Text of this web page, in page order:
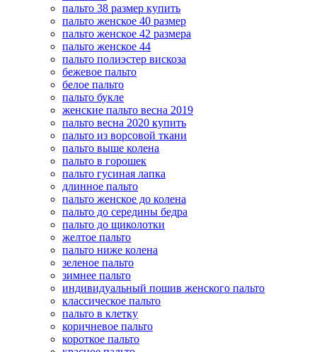
пальто 38 размер купить
пальто женское 40 размер
пальто женское 42 размера
пальто женское 44
пальто полиэстер вискоза
бежевое пальто
белое пальто
пальто букле
женские пальто весна 2019
пальто весна 2020 купить
пальто из ворсовой ткани
пальто выше колена
пальто в горошек
пальто гусиная лапка
длинное пальто
пальто женское до колена
пальто до середины бедра
пальто до щиколотки
желтое пальто
пальто ниже колена
зеленое пальто
зимнее пальто
индивидуальный пошив женского пальто
классическое пальто
пальто в клетку
коричневое пальто
короткое пальто